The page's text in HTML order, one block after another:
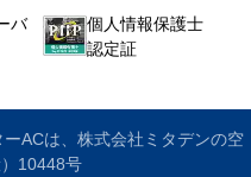
バ
個人情報保護士
認定証
ACは、株式会社ミタデンの空
10448号